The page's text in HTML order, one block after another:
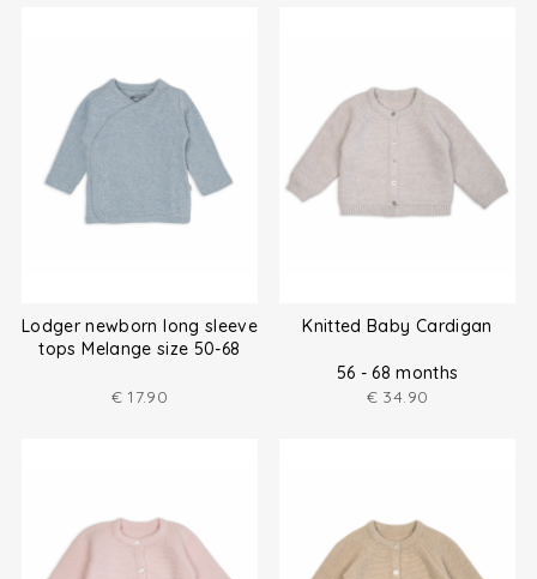
Lodger newborn long sleeve
tops Melange size 50-68
€ 17.90
Knitted Baby Cardigan
56 - 68 months
€ 34.90